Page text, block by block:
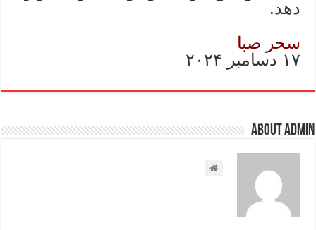
دهد.
سحر صبا
۱۷ دسامبر ۲۰۲۴
About admin